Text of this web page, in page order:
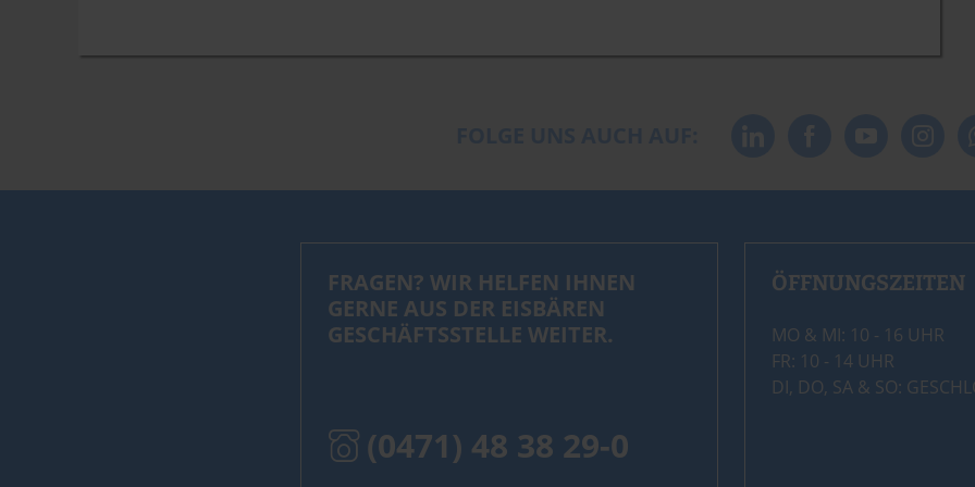
FRAGEN? WIR HELFEN IHNEN
GERNE AUS DER EISBÄREN
GESCHÄFTSSTELLE WEITER.
(0471) 48 38 29-0
ÖFFNUNGSZEITEN
MO & MI: 10 - 16 UHR
FR: 10 - 14 UHR
DI, DO, SA & SO: